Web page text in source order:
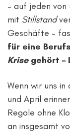
– auf jeden von
mit Stillstand
Geschäfte –
für eine
Krisegehört –
Wenn wir uns
und April
Regale ohne
an insgesamt